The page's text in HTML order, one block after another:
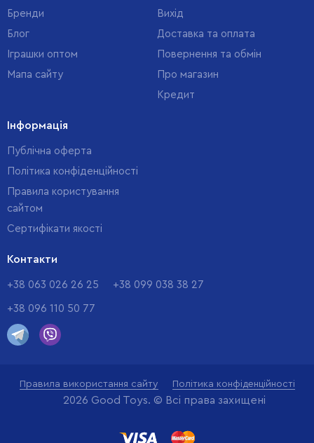
Бренди
Блог
Іграшки оптом
Мапа сайту
Вихід
Доставка та оплата
Повернення та обмін
Про магазин
Кредит
Інформація
Публічна оферта
Політика конфіденційності
Правила користування
сайтом
Cертифікати якості
Контакти
+38 063 026 26 25 +38 099 038 38 27
+38 096 110 50 77
Правила використання сайту Політика конфіденційності
2026 Good Toys. © Всі права захищені